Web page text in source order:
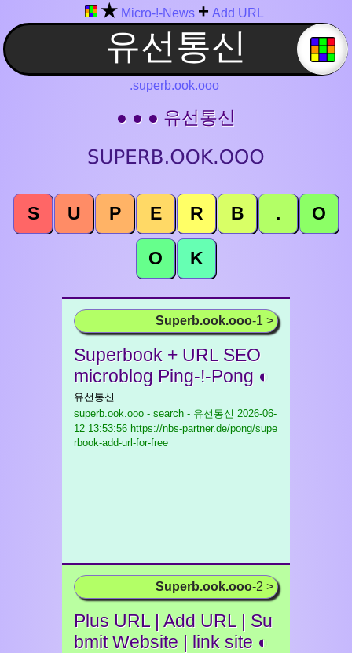
★ Micro-!-News + Add URL
.superb.ook.ooo
● ● ● 유선통신
S U P E R B . O
O K
Superb.ook.ooo-1 >
Superbook + URL SEO
microblog Ping-!-Pong ◐
유선통신
superb.ook.ooo - search - 유선통신 2026-06-
12 13:53:56 https://nbs-partner.de/pong/supe
rbook-add-url-for-free
Superb.ook.ooo-2 >
Plus URL | Add URL | Su
bmit Website | link site ◐